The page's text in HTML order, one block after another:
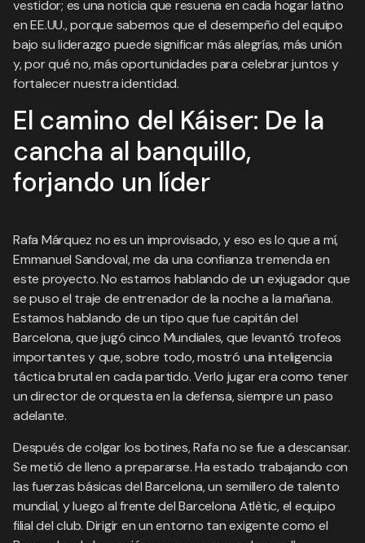
vestidor; es una noticia que resuena en cada hogar latino
en EE.UU., porque sabemos que el desempeño del equipo
bajo su liderazgo puede significar más alegrías, más unión
y, por qué no, más oportunidades para celebrar juntos y
fortalecer nuestra identidad.
El camino del Káiser: De la
cancha al banquillo,
forjando un líder
Rafa Márquez no es un improvisado, y eso es lo que a mí,
Emmanuel Sandoval, me da una confianza tremenda en
este proyecto. No estamos hablando de un exjugador que
se puso el traje de entrenador de la noche a la mañana.
Estamos hablando de un tipo que fue capitán del
Barcelona, que jugó cinco Mundiales, que levantó trofeos
importantes y que, sobre todo, mostró una inteligencia
táctica brutal en cada partido. Verlo jugar era como tener
un director de orquesta en la defensa, siempre un paso
adelante.
Después de colgar los botines, Rafa no se fue a descansar.
Se metió de lleno a prepararse. Ha estado trabajando con
las fuerzas básicas del Barcelona, un semillero de talento
mundial, y luego al frente del Barcelona Atlètic, el equipo
filial del club. Dirigir en un entorno tan exigente como el